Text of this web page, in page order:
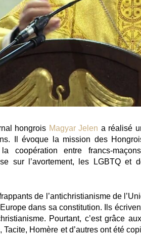
hongrois Magyar Jelen a réalisé
Il évoque la mission des
la coopération entre francs-
sur l’avortement, les LGBTQ
de l’antichristianisme de
dans sa constitution. Ils
Pourtant, c’est grâce
Homère et d’autres ont été